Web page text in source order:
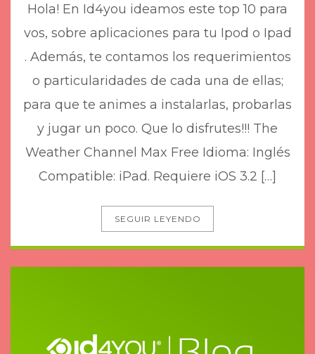
Hola! En Id4you ideamos este top 10 para
vos, sobre aplicaciones para tu Ipod o Ipad
. Además, te contamos los requerimientos
o particularidades de cada una de ellas;
para que te animes a instalarlas, probarlas
y jugar un poco. Que lo disfrutes!!! The
Weather Channel Max Free Idioma: Inglés
Compatible: iPad. Requiere iOS 3.2 […]
SEGUIR LEYENDO